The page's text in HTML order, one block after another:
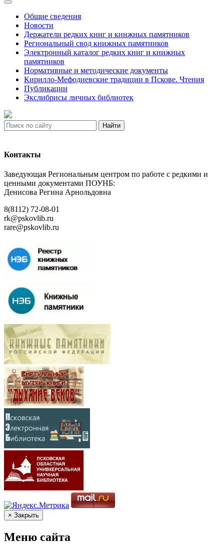
Общие сведения
Новости
Держатели редких книг и книжных памятников
Региональный свод книжных памятников
Электронный каталог редких книг и книжных
памятников
Нормативные и методические документы
Кирилло-Мефодиевские традиции в Пскове. Чтения
Публикации
Экслибрисы личных библиотек
Найти
Контакты
Заведующая Региональным центром по работе с редкими и
ценными документами ПОУНБ:
Денисова Регина Арнольдовна
8(8112) 72-08-01
rk@pskovlib.ru
rare@pskovlib.ru
× Закрыть
Меню сайта